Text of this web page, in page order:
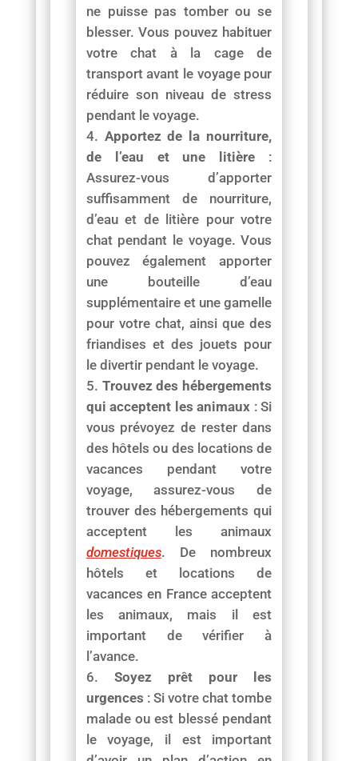
ne puisse pas tomber ou se
blesser. Vous pouvez habituer
votre chat à la cage de
transport avant le voyage pour
réduire son niveau de stress
pendant le voyage.
Apportez de la nourriture,
de l’eau et une litière :
Assurez-vous d’apporter
suffisamment de nourriture,
d’eau et de litière pour votre
chat pendant le voyage. Vous
pouvez également apporter
une bouteille d’eau
supplémentaire et une gamelle
pour votre chat, ainsi que des
friandises et des jouets pour
le divertir pendant le voyage.
Trouvez des hébergements
qui acceptent les animaux : Si
vous prévoyez de rester dans
des hôtels ou des locations de
vacances pendant votre
voyage, assurez-vous de
trouver des hébergements qui
acceptent les animaux
domestiques. De nombreux
hôtels et locations de
vacances en France acceptent
les animaux, mais il est
important de vérifier à
l’avance.
Soyez prêt pour les
urgences : Si votre chat tombe
malade ou est blessé pendant
le voyage, il est important